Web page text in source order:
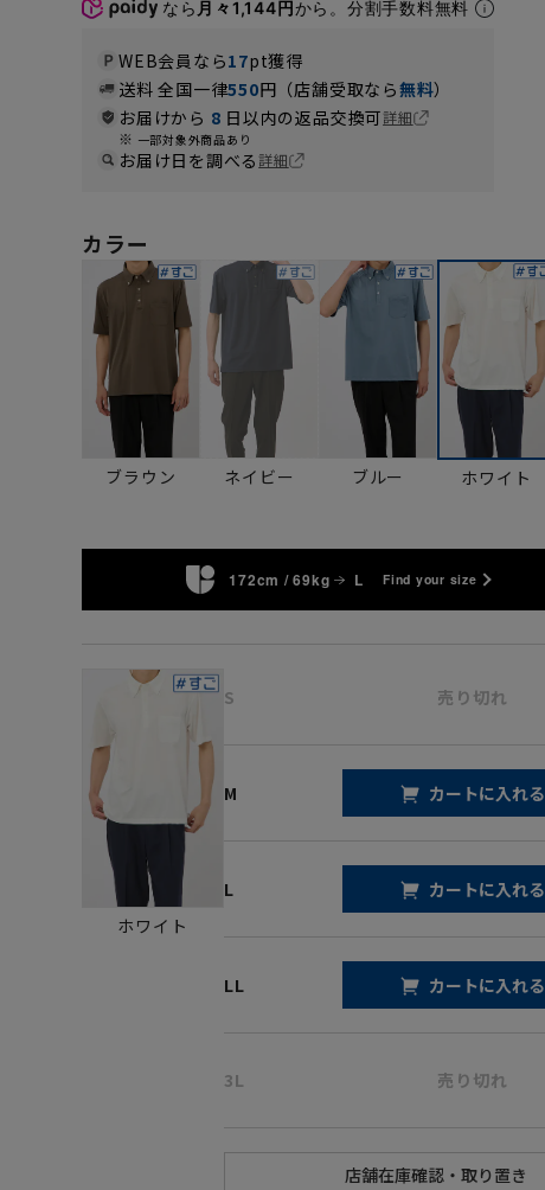
なら 月々1,144円から。分割手数料無料
WEB会員なら17pt獲得
送料 全国一律550円（店舗受取なら無料）
お届けから 8 日以内の返品交換可詳細
一部対象外商品あり
お届け日を調べる詳細
カラー
ブラウン ネイビー ブルー ホワイト
172cm / 69kg L Find your size
ホワイト
S 売り切れ
M カートに入れる
L カートに入れる
LL カートに入れる
3L 売り切れ